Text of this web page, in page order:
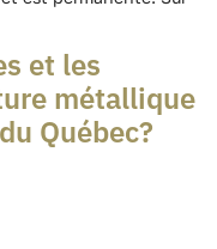
et les
métallique
Québec?